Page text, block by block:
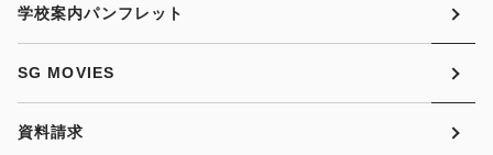
学校案内パンフレット
SG MOVIES
資料請求